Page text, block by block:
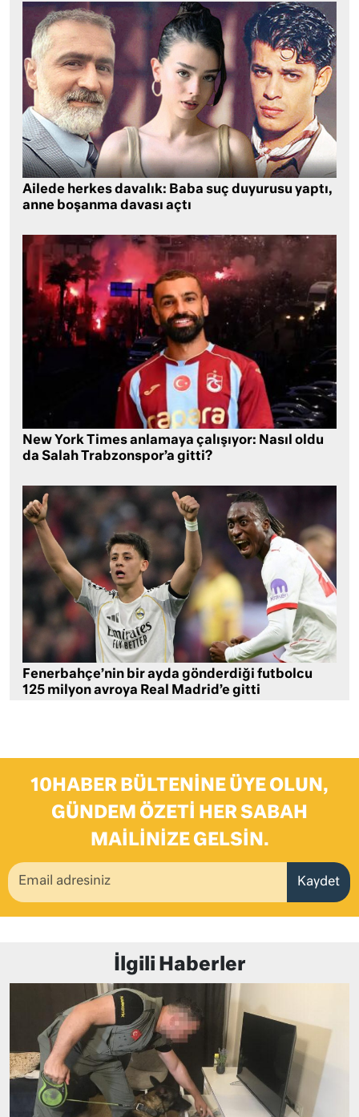
Ailede herkes davalık: Baba suç duyurusu yaptı,
anne boşanma davası açtı
New York Times anlamaya çalışıyor: Nasıl oldu
da Salah Trabzonspor’a gitti?
Fenerbahçe’nin bir ayda gönderdiği futbolcu
125 milyon avroya Real Madrid’e gitti
10HABER BÜLTENINE ÜYE OLUN,
GÜNDEM ÖZETI HER SABAH
MAILINIZE GELSIN.
Kaydet
İlgili Haberler